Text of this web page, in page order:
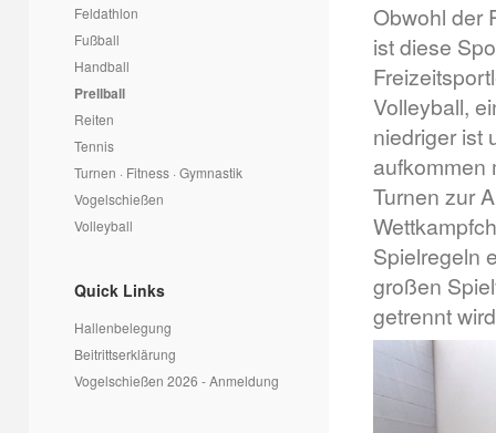
Feldathlon
Fußball
Handball
Prellball
Reiten
Tennis
Turnen · Fitness · Gymnastik
Vogelschießen
Volleyball
Quick Links
Hallenbelegung
Beitrittserklärung
Vogelschießen 2026 - Anmeldung
Obwohl der
ist diese
Volleyball,
niedriger ist
aufkommen
Turnen zur
Spielregeln
großen
getrennt